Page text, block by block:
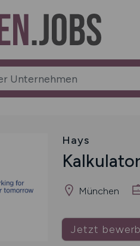
Hays
Kalkulator
München
Jetzt